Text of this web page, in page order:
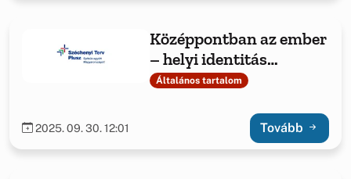
Középpontban az ember
– helyi identitás
erősítése Jásdon és
Általános tartalom
2025. 09. 30. 12:01 Tovább